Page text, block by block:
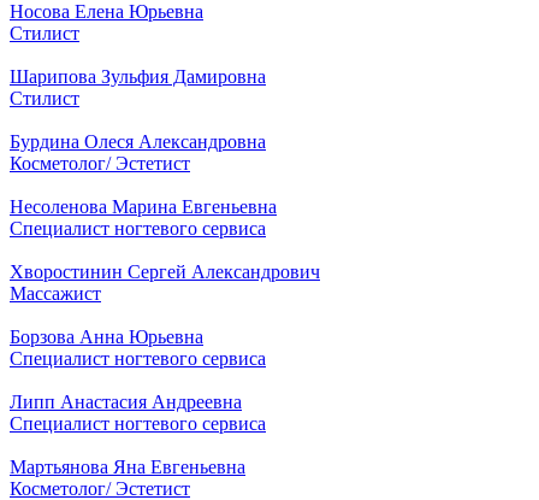
Носова Елена Юрьевна
Стилист
Шарипова Зульфия Дамировна
Стилист
Бурдина Олеся Александровна
Косметолог/ Эстетист
Несоленова Марина Евгеньевна
Специалист ногтевого сервиса
Хворостинин Сергей Александрович
Массажист
Борзова Анна Юрьевна
Специалист ногтевого сервиса
Липп Анастасия Андреевна
Специалист ногтевого сервиса
Мартьянова Яна Евгеньевна
Косметолог/ Эстетист